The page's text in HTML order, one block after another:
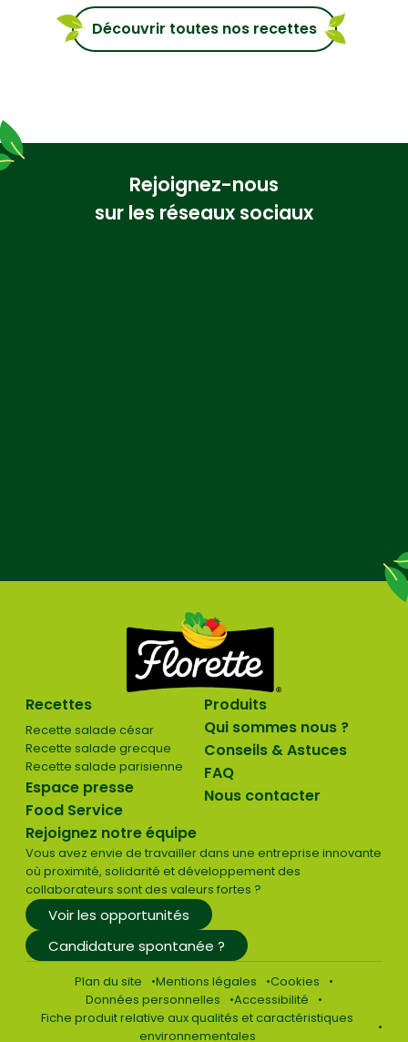
Découvrir toutes nos recettes
Rejoignez-nous
sur les réseaux sociaux
Recettes
Recette salade césar
Recette salade grecque
Recette salade parisienne
Espace presse
Food Service
Produits
Qui sommes nous ?
Conseils & Astuces
FAQ
Nous contacter
Rejoignez notre équipe
Vous avez envie de travailler dans une entreprise innovante
où proximité, solidarité et développement des
collaborateurs sont des valeurs fortes ?
Voir les opportunités
Candidature spontanée ?
Plan du site Mentions légales
Cookies
Données personnelles
Accessibilité
Fiche produit relative aux qualités et caractéristiques
environnementales